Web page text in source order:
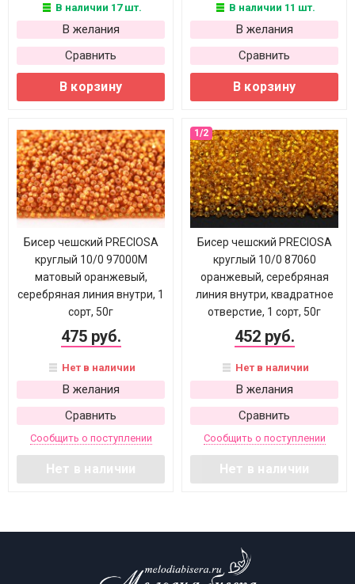
В наличии 17 шт.
В желания
Сравнить
В корзину
В наличии 11 шт.
В желания
Сравнить
В корзину
Бисер чешский PRECIOSA
круглый 10/0 97000М
матовый оранжевый,
серебряная линия внутри, 1
сорт, 50г
475 руб.
Нет в наличии
В желания
Сравнить
Сообщить о поступлении
Нет в наличии
Бисер чешский PRECIOSA
круглый 10/0 87060
оранжевый, серебряная
линия внутри, квадратное
отверстие, 1 сорт, 50г
452 руб.
Нет в наличии
В желания
Сравнить
Сообщить о поступлении
Нет в наличии